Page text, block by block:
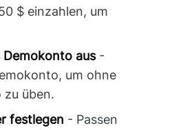
$ einzahlen, um
Demokonto aus-
um ohne
zu üben.
festlegen - Passen